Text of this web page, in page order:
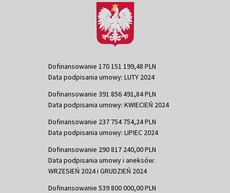
Dofinansowanie 170 151 199,48 PLN
Data podpisania umowy: LUTY 2024
Dofinansowanie 391 856 491,84 PLN
Data podpisania umowy: KWIECIEŃ 2024
Dofinansowanie 237 754 754,24 PLN
Data podpisania umowy: LIPIEC 2024
Dofinansowanie 290 817 240,00 PLN
Data podpisania umowy i aneksów:
WRZESIEŃ 2024 i GRUDZIEŃ 2024
Dofinansowanie 539 800 000,00 PLN